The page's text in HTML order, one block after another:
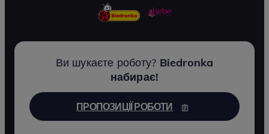
Ви шукаєте роботу? Biedronka
набирає!
ПРОПОЗИЦІЇ РОБОТИ